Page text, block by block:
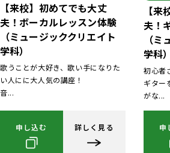
【来校】初めてでも大丈
夫！ボーカルレッスン体験
（ミュージッククリエイト
学科）
歌うことが大好き、歌い手になりた
い人にに大人気の講座！
音...
申し込む 詳しく見る
【
夫！
（
学科）
初心者
ギター
がな...
申